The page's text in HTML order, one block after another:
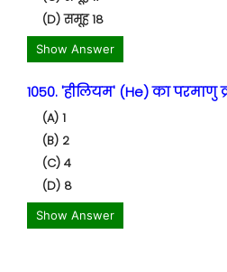
(D) समूह 18
Show Answer
1050. 'हीलियम' (He) का परमाणु
(A) 1
(B) 2
(C) 4
(D) 8
Show Answer